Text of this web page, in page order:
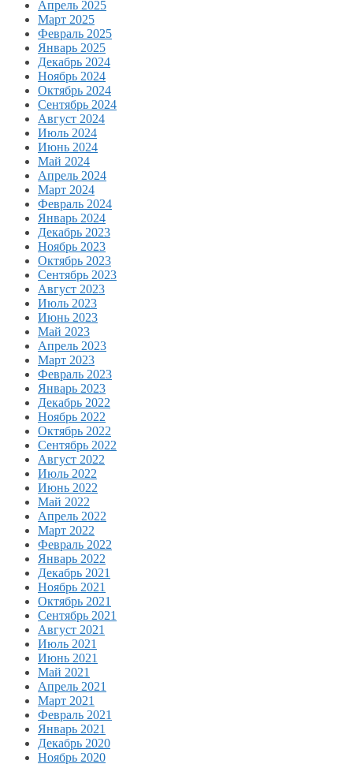
Апрель 2025
Март 2025
Февраль 2025
Январь 2025
Декабрь 2024
Ноябрь 2024
Октябрь 2024
Сентябрь 2024
Август 2024
Июль 2024
Июнь 2024
Май 2024
Апрель 2024
Март 2024
Февраль 2024
Январь 2024
Декабрь 2023
Ноябрь 2023
Октябрь 2023
Сентябрь 2023
Август 2023
Июль 2023
Июнь 2023
Май 2023
Апрель 2023
Март 2023
Февраль 2023
Январь 2023
Декабрь 2022
Ноябрь 2022
Октябрь 2022
Сентябрь 2022
Август 2022
Июль 2022
Июнь 2022
Май 2022
Апрель 2022
Март 2022
Февраль 2022
Январь 2022
Декабрь 2021
Ноябрь 2021
Октябрь 2021
Сентябрь 2021
Август 2021
Июль 2021
Июнь 2021
Май 2021
Апрель 2021
Март 2021
Февраль 2021
Январь 2021
Декабрь 2020
Ноябрь 2020